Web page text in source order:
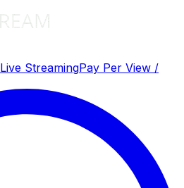
Live StreamingPay Per View /